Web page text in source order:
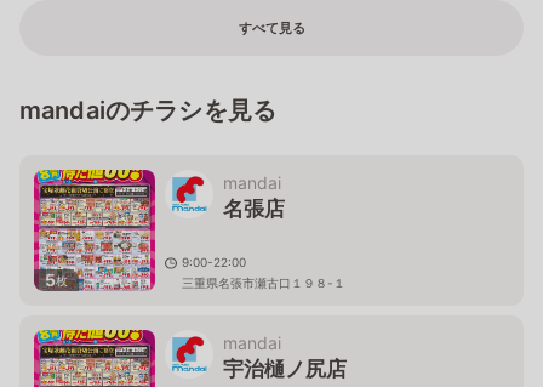
すべて見る
mandaiのチラシを見る
5枚
mandai
名張店
9:00-22:00
三重県名張市瀬古口１９８-１
mandai
宇治樋ノ尻店